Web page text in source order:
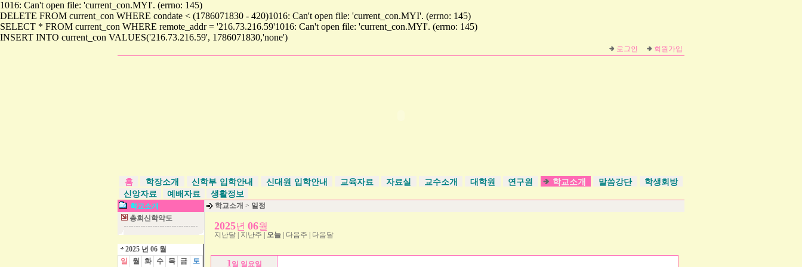
1016: Can't open file: 'current_con.MYI'. (errno: 145)
DELETE FROM current_con WHERE condate < (1786071830 - 420)1016: Can't open file: 'current_con.MYI'. (errno: 145)
SELECT * FROM current_con WHERE remote_addr = '216.73.216.59'1016: Can't open file: 'current_con.MYI'. (errno: 145)
INSERT INTO current_con VALUES('216.73.216.59', 1786071830,'none')
로그인 회원가입
홈 학장소개 신학부 입학안내 신대원 입학안내 교육자료 자료실 교수소개 대학원 연구원 학교소개 말씀강단
학생회방
신앙자료
예배자료 생활정보
학교소개
총회신학약도
2025 년 06 월
일
월 화 수 목 금
토
학교소개 > 일정
2025년 06월
지난달 지난주 오늘 다음주 다음달
1 일 일요일